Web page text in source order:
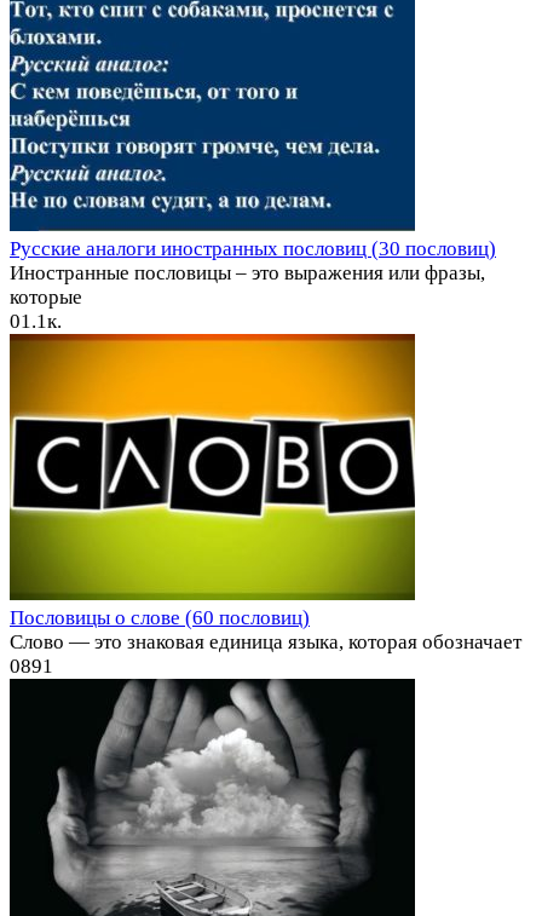
Русские аналоги иностранных пословиц (30 пословиц)
Иностранные пословицы – это выражения или фразы,
которые
01.1к.
Пословицы о слове (60 пословиц)
Слово — это знаковая единица языка, которая обозначает
0891